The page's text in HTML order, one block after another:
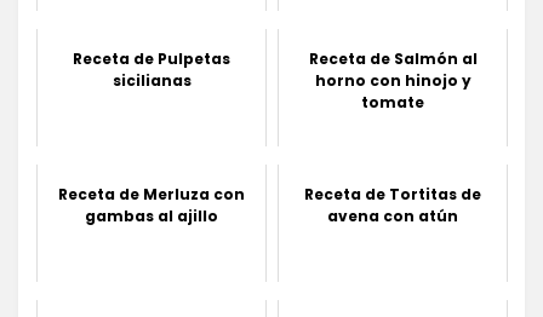
Receta de Pulpetas
sicilianas
Receta de Salmón al
horno con hinojo y
tomate
Receta de Merluza con
gambas al ajillo
Receta de Tortitas de
avena con atún